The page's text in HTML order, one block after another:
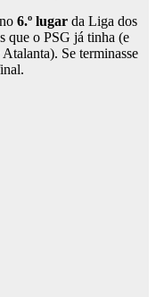
6.º lugar da Liga dos
que o PSG já tinha (e
Se terminasse